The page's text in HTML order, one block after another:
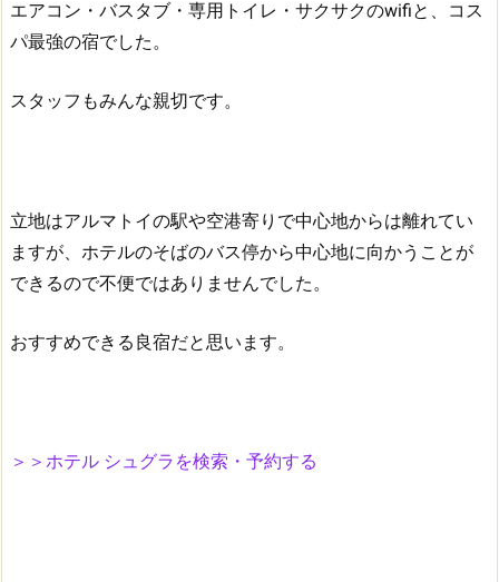
エアコン・バスタブ・専用トイレ・サクサクのwifiと、コス
パ最強の宿でした。
スタッフもみんな親切です。
立地はアルマトイの駅や空港寄りで中心地からは離れてい
ますが、ホテルのそばのバス停から中心地に向かうことが
できるので不便ではありませんでした。
おすすめできる良宿だと思います。
＞＞ホテル シュグラを検索・予約する